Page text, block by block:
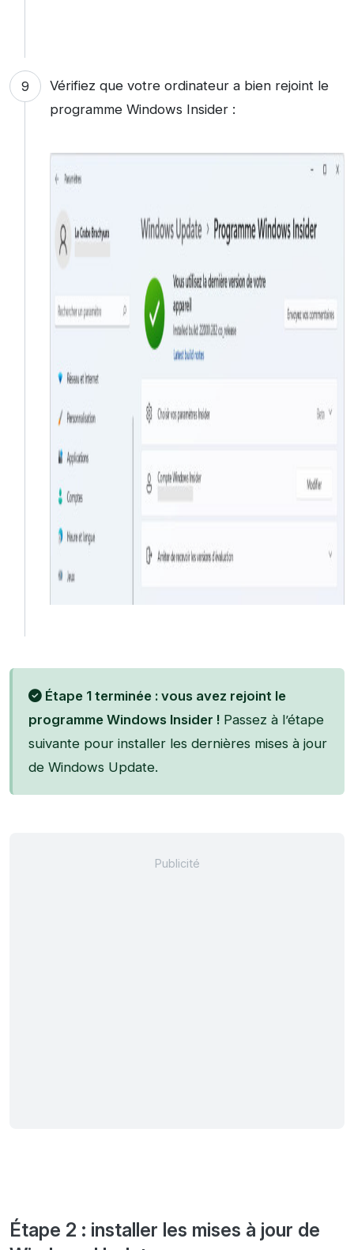
Vérifiez que votre ordinateur a bien rejoint le
programme Windows Insider :
Étape 1 terminée : vous avez rejoint le
programme Windows Insider ! Passez à l’étape
suivante pour installer les dernières mises à jour
de Windows Update.
Étape 2 : installer les mises à jour de